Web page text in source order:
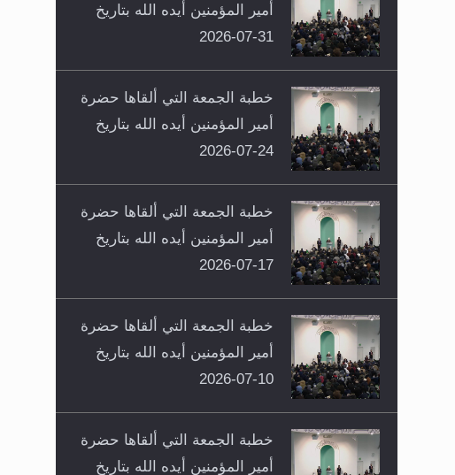
أمير المؤمنين أيده الله بتاريخ
31-07-2026
خطبة الجمعة التي ألقاها حضرة
أمير المؤمنين أيده الله بتاريخ
24-07-2026
خطبة الجمعة التي ألقاها حضرة
أمير المؤمنين أيده الله بتاريخ
17-07-2026
خطبة الجمعة التي ألقاها حضرة
أمير المؤمنين أيده الله بتاريخ
10-07-2026
خطبة الجمعة التي ألقاها حضرة
أمير المؤمنين أيده الله بتاريخ